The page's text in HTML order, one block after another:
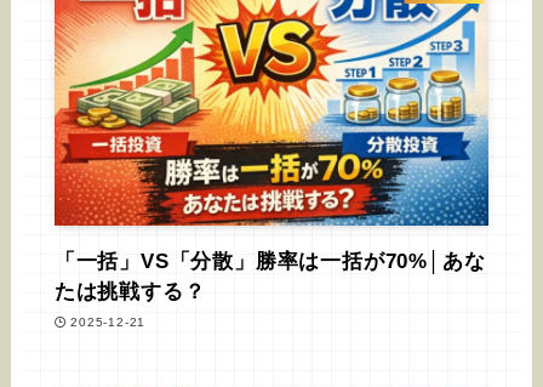
「一括」VS「分散」勝率は一括が70%│あな
たは挑戦する？
2025-12-21